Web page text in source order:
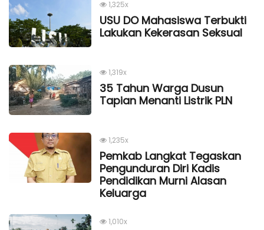
1,325x
USU DO Mahasiswa Terbukti
Lakukan Kekerasan Seksual
1,319x
35 Tahun Warga Dusun
Tapian Menanti Listrik PLN
1,235x
Pemkab Langkat Tegaskan
Pengunduran Diri Kadis
Pendidikan Murni Alasan
Keluarga
1,010x